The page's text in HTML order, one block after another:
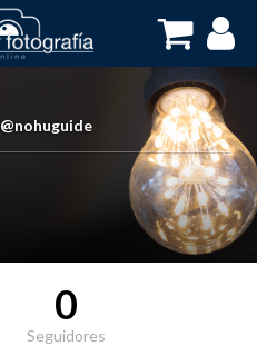
@nohuguide
0
Seguidores